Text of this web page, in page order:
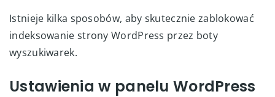
Istnieje kilka sposobów, aby skutecznie zablokować
indeksowanie strony WordPress przez boty
wyszukiwarek.
Ustawienia w panelu WordPress